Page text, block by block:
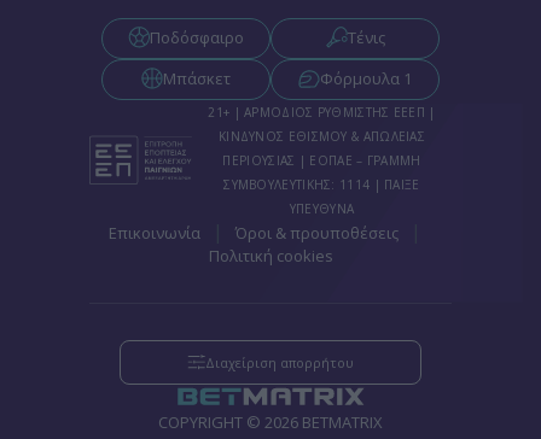
Ποδόσφαιρο
Τένις
Μπάσκετ
Φόρμουλα 1
21+ | ΑΡΜΟΔΙΟΣ ΡΥΘΜΙΣΤΗΣ ΕΕΕΠ |
ΚΙΝΔΥΝΟΣ ΕΘΙΣΜΟΥ & ΑΠΩΛΕΙΑΣ
ΠΕΡΙΟΥΣΙΑΣ | ΕΟΠΑΕ – ΓΡΑΜΜΗ
ΣΥΜΒΟΥΛΕΥΤΙΚΗΣ: 1114 | ΠΑΙΞΕ
ΥΠΕΥΘΥΝΑ
Επικοινωνία Όροι & προυποθέσεις
Πολιτική cookies
COPYRIGHT © 2026 BETMATRIX
Διαχείριση απορρήτου